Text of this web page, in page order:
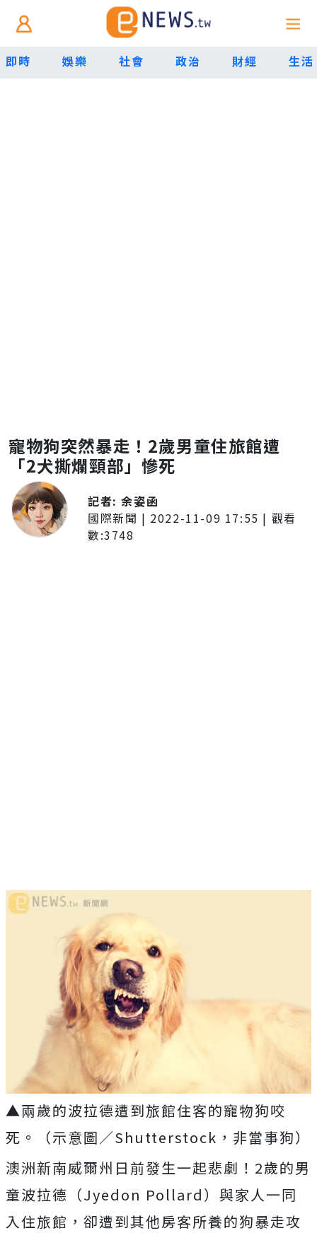
即時 娛樂 社會 政治 財經 生活
寵物狗突然暴走！2歲男童住旅館遭
「2犬撕爛頸部」慘死
記者:余姿函
國際新聞 | 2022-11-09 17:55 | 觀看
數:3748
▲兩歲的波拉德遭到旅館住客的寵物狗咬
死。（示意圖／Shutterstock，非當事狗）
澳洲新南威爾州日前發生一起悲劇！ 2歲的男
童波拉德（Jyedon Pollard）與家人一同
入住旅館，卻遭到其他房客所養的狗暴走攻